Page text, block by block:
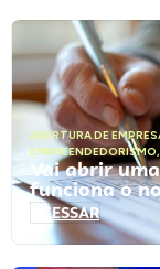
ABERTURA DE
EMPREENDEDORISMO,
Vai abrir
funciona o
ACESSAR